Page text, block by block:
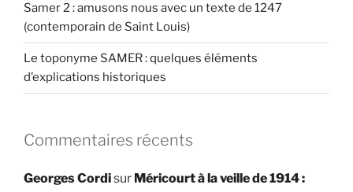
Samer 2 : amusons nous avec un texte de 1247
(contemporain de Saint Louis)
Le toponyme SAMER : quelques éléments
d’explications historiques
Commentaires récents
Georges Cordisur Méricourt à la veille de 1914 :